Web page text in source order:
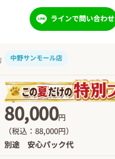
ラインで問い合わせ
中野サンモール店
80,000円
（税込：88,000円）
別途 安心パック代